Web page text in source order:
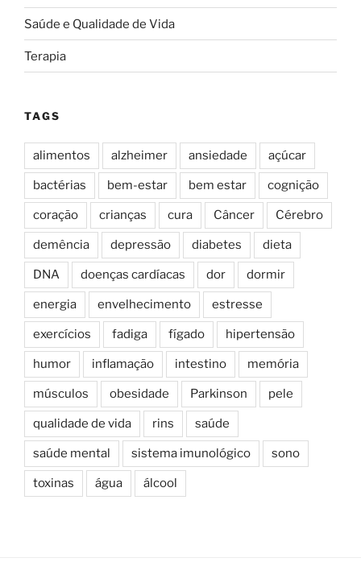
Saúde e Qualidade de Vida
Terapia
TAGS
alimentos alzheimer ansiedade açúcar
bactérias bem-estar bem estar cognição
coração crianças cura Câncer Cérebro
demência depressão diabetes dieta
DNA doenças cardíacas dor dormir
energia envelhecimento estresse
exercícios fadiga fígado hipertensão
humor inflamação intestino memória
músculos obesidade Parkinson pele
qualidade de vida rins saúde
saúde mental sistema imunológico sono
toxinas água álcool